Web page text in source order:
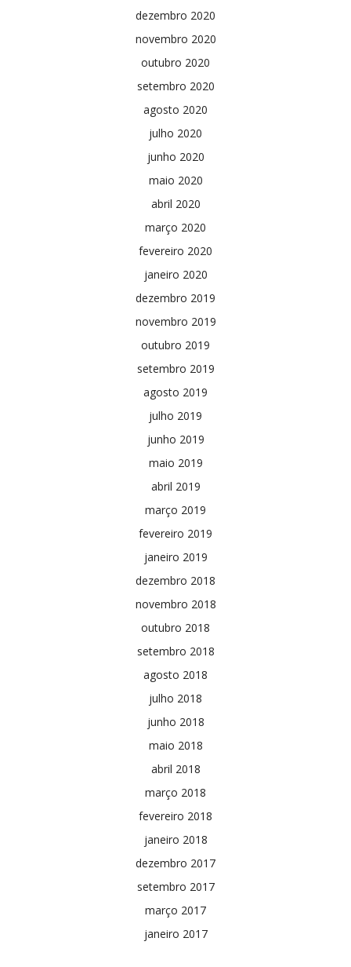
dezembro 2020
novembro 2020
outubro 2020
setembro 2020
agosto 2020
julho 2020
junho 2020
maio 2020
abril 2020
março 2020
fevereiro 2020
janeiro 2020
dezembro 2019
novembro 2019
outubro 2019
setembro 2019
agosto 2019
julho 2019
junho 2019
maio 2019
abril 2019
março 2019
fevereiro 2019
janeiro 2019
dezembro 2018
novembro 2018
outubro 2018
setembro 2018
agosto 2018
julho 2018
junho 2018
maio 2018
abril 2018
março 2018
fevereiro 2018
janeiro 2018
dezembro 2017
setembro 2017
março 2017
janeiro 2017